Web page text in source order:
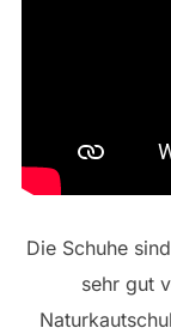
Die Schuhe
sehr gut